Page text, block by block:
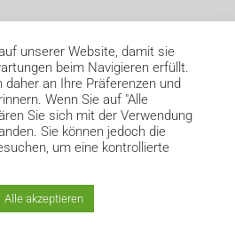
unserer Website, damit sie
beim Navigieren erfüllt.
an Ihre Präferenzen und
Wenn Sie auf "Alle
Sie sich mit der Verwendung
Sie können jedoch die
um eine kontrollierte
Alle akzeptieren